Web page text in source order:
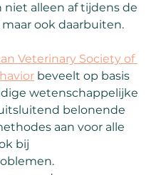
niet alleen af tijdens de
maar ook daarbuiten.
Veterinary Society of
beveelt op basis
wetenschappelijke
belonende
aan voor alle
bij